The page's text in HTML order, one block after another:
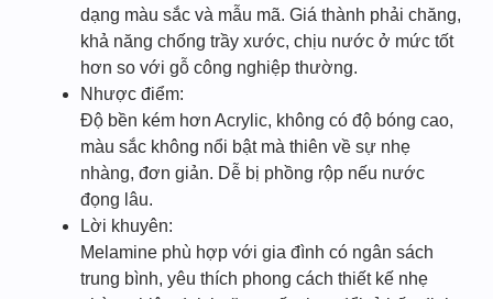
dạng màu sắc và mẫu mã. Giá thành phải chăng,
khả năng chống trầy xước, chịu nước ở mức tốt
hơn so với gỗ công nghiệp thường.
Nhược điểm:
Độ bền kém hơn Acrylic, không có độ bóng cao,
màu sắc không nổi bật mà thiên về sự nhẹ
nhàng, đơn giản. Dễ bị phồng rộp nếu nước
đọng lâu.
Lời khuyên:
Melamine phù hợp với gia đình có ngân sách
trung bình, yêu thích phong cách thiết kế nhẹ